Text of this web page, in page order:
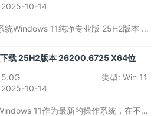
。
2025-10-14
统Windows 11纯净专业版 25H2版本 X6
化系统性能和增强安全性，该版本为专
和开发者提供了一个更为高效、干净的
境。
载 25H2版本 26200.6725 X64位
5.0G 类型: Win 11
2025-10-14
11作为最新的操作系统，在不断